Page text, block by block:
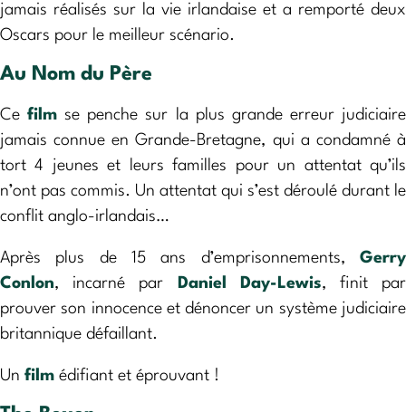
jamais réalisés sur la vie irlandaise et a remporté deux
Oscars pour le meilleur scénario.
Au Nom du Père
Cefilm se penche sur la plus grande erreur judiciaire
jamais connue en Grande-Bretagne, qui a condamné à
tort 4 jeunes et leurs familles pour un attentat qu’ils
n’ont pas commis. Un attentat qui s’est déroulé durant le
conflit anglo-irlandais…
Après plus de 15 ans d’emprisonnements, Gerry
Conlon, incarné par Daniel Day-Lewis, finit par
prouver son innocence et dénoncer un système judiciaire
britannique défaillant.
Un film édifiant et éprouvant !